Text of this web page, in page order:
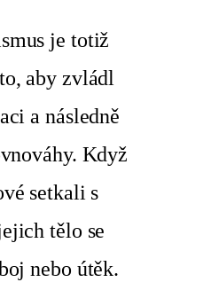
je totiž
aby zvládl
a následně
Když
setkali s
tělo se
nebo útěk.